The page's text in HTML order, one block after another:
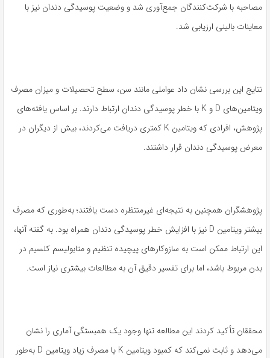
مصاحبه با شرکت‌کنندگان جمع‌آوری شد و وضعیت پوسیدگی دندان نیز با
معاینات بالینی ارزیابی شد.
نتایج این بررسی نشان داد عواملی مانند سن، سطح تحصیلات و میزان مصرف
ویتامین‌های D و K با خطر پوسیدگی دندان ارتباط دارند. بر اساس یافته‌های
پژوهش، افرادی که ویتامین K کمتری دریافت می‌کردند، بیش از دیگران در
معرض پوسیدگی دندان قرار داشتند.
پژوهشگران همچنین به نتیجه‌ای غیرمنتظره دست یافتند؛ به‌طوری که مصرف
بیشتر ویتامین D نیز با افزایش خطر پوسیدگی دندان همراه بود. به گفته آنها،
این ارتباط ممکن است به سازوکارهای پیچیده تنظیم و متابولیسم کلسیم در
بدن مربوط باشد، اما برای تفسیر دقیق آن به مطالعات بیشتری نیاز است.
محققان تأکید کردند این مطالعه تنها وجود یک همبستگی آماری را نشان
می‌دهد و ثابت نمی‌کند که کمبود ویتامین K یا مصرف زیاد ویتامین D به‌طور